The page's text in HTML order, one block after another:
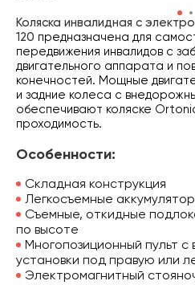
Коляска инвалидная с
120 предназначена для
передвижения инвалидов с
двигательного аппарата и
конечностей. Мощные
и задние колеса с
обеспечивают коляске
проходимость.
Особенности:
Складная конструкция
Легкосъемные
Съемные, откидные
по высоте
Многопозиционный пульт с
установки под правую или
Электромагнитный